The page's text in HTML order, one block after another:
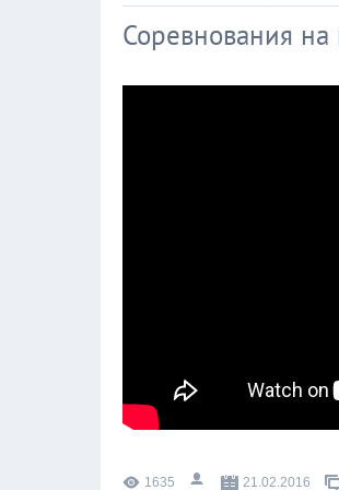
Соревнования
1635 21.02.2016